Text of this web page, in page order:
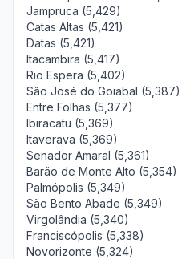
Jampruca (5,429)
Catas Altas (5,421)
Datas (5,421)
Itacambira (5,417)
Rio Espera (5,402)
São José do Goiabal (5,387)
Entre Folhas (5,377)
Ibiracatu (5,369)
Itaverava (5,369)
Senador Amaral (5,361)
Barão de Monte Alto (5,354)
Palmópolis (5,349)
São Bento Abade (5,349)
Virgolândia (5,340)
Franciscópolis (5,338)
Novorizonte (5,324)